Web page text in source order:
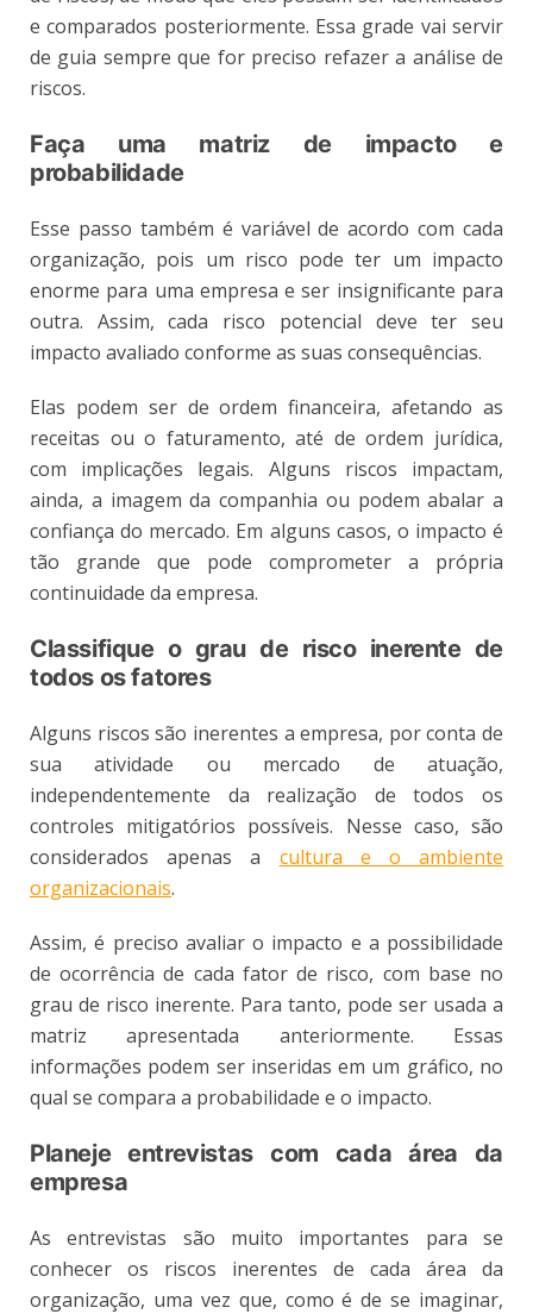
e comparados posteriormente. Essa grade vai servir
de guia sempre que for preciso refazer a análise de
riscos.
Faça uma matriz de impacto e
probabilidade
Esse passo também é variável de acordo com cada
organização, pois um risco pode ter um impacto
enorme para uma empresa e ser insignificante para
outra. Assim, cada risco potencial deve ter seu
impacto avaliado conforme as suas consequências.
Elas podem ser de ordem financeira, afetando as
receitas ou o faturamento, até de ordem jurídica,
com implicações legais. Alguns riscos impactam,
ainda, a imagem da companhia ou podem abalar a
confiança do mercado. Em alguns casos, o impacto é
tão grande que pode comprometer a própria
continuidade da empresa.
Classifique o grau de risco inerente de
todos os fatores
Alguns riscos são inerentes a empresa, por conta de
sua atividade ou mercado de atuação,
independentemente da realização de todos os
controles mitigatórios possíveis. Nesse caso, são
considerados apenas a cultura e o ambiente
organizacionais.
Assim, é preciso avaliar o impacto e a possibilidade
de ocorrência de cada fator de risco, com base no
grau de risco inerente. Para tanto, pode ser usada a
matriz apresentada anteriormente. Essas
informações podem ser inseridas em um gráfico, no
qual se compara a probabilidade e o impacto.
Planeje entrevistas com cada área da
empresa
As entrevistas são muito importantes para se
conhecer os riscos inerentes de cada área da
organização, uma vez que, como é de se imaginar,